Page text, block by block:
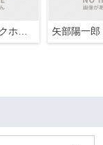
矢部陽一郎